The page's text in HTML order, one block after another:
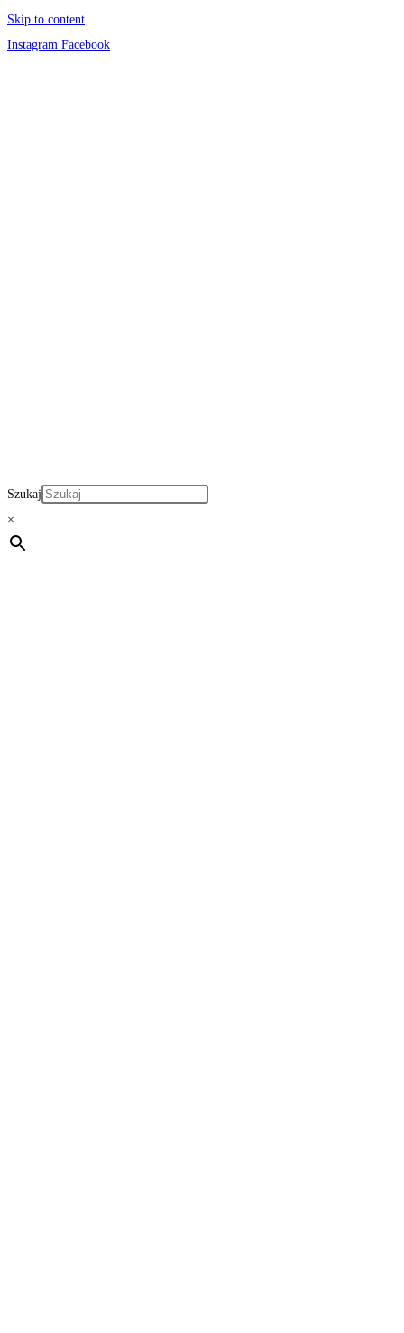
Skip to content
Instagram Facebook
Szukaj
×